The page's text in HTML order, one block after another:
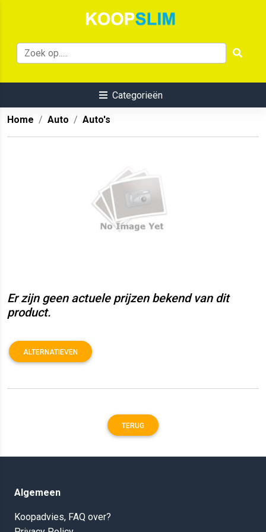
Categorieën
Home Auto Auto's
Er zijn geen actuele prijzen bekend van dit
product.
ALTERNATIEVEN
TERUG
Algemeen
Koopadvies, FAQ over?